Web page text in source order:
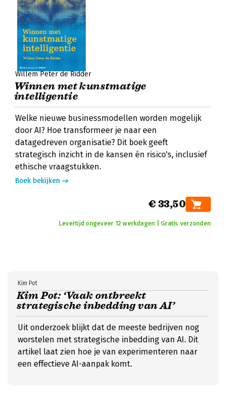
Willem Peter de Ridder
Winnen met kunstmatige
intelligentie
Welke nieuwe businessmodellen worden mogelijk
door AI? Hoe transformeer je naar een
datagedreven organisatie? Dit boek geeft
strategisch inzicht in de kansen én risico's, inclusief
ethische vraagstukken.
Boek bekijken
€ 33,50
Levertijd ongeveer 12 werkdagen | Gratis verzonden
Kim Pot: ‘Vaak ontbreekt
strategische inbedding van AI’
Kim Pot
Uit onderzoek blijkt dat de meeste bedrijven nog
worstelen met strategische inbedding van AI. Dit
artikel laat zien hoe je van experimenteren naar
een effectieve AI-aanpak komt.